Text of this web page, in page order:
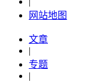
网站地图
文章
|
专题
|